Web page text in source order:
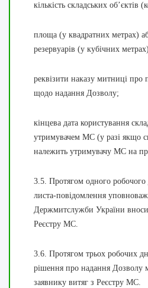
кількість складських
площа (у квадратних метрах)
резервуарів (у кубічних
реквізити наказу митниці про
щодо надання Дозволу;
кінцева дата користування
утримувачем МС (у разі якщо
належить утримувачу МС на
3.5. Протягом одного
листа-повідомлення
Держмитслужби України
Реєстру МС.
3.6. Протягом трьох робочих
рішення про надання Дозволу
заявнику витяг з Реєстру МС.